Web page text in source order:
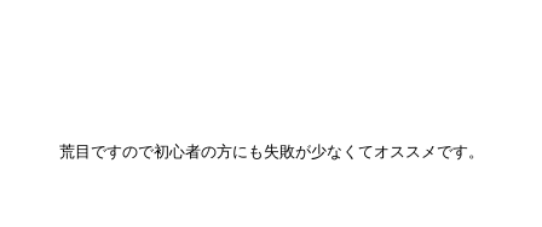
荒目ですので初心者の方にも失敗が少なくてオススメです。